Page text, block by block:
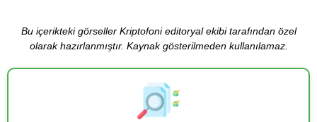
Bu içerikteki görseller Kriptofoni editoryal ekibi tarafından özel
olarak hazırlanmıştır. Kaynak gösterilmeden kullanılamaz.